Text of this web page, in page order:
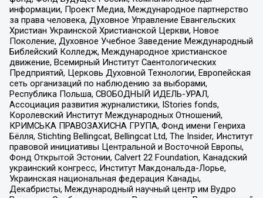
информации, Проект Медиа, Международное партнерство
за права человека, Духовное Управление Евангельских
Христиан Украинской Христианской Церкви, Новое
Поколение, Духовное Учебное Заведение Международный
Библейский Колледж, Международное христианское
движение, Всемирный Институт Саентологических
Предприятий, Церковь Духовной Технологии, Европейская
сеть организаций по наблюдению за выборами,
Республика Польша, СВОБОДНЫЙ ИДЕЛЬ-УРАЛ,
Ассоциация развития журналистики, IStories fonds,
Королевский Институт Международных Отношений,
КРИМСЬКА ПРАВОЗАХИСНА ГРУПА, Фонд имени Генриха
Бёлля, Stichting Bellingcat, Bellingcat Ltd, The Insider, Институт
правовой инициативы Центральной и Восточной Европы,
Фонд Открытой Эстонии, Calvert 22 Foundation, Канадский
украинский конгресс, Институт Макдональда-Лорье,
Украинская национальная федерация Канады,
Декабристы, Международный научный центр им Вудро